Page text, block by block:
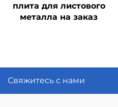
плита для листового
металла на заказ
Свяжитесь с нами